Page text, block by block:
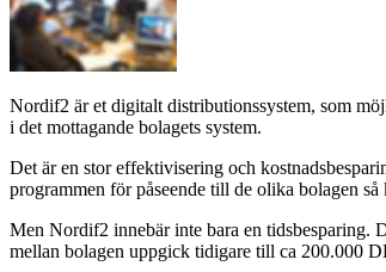
Nordif2 är et digitalt distributionssystem, som
i det mottagande bolagets system.
Det är en stor effektivisering och
programmen för påseende till de olika bolagen
Men Nordif2 innebär inte bara en tidsbesparing.
mellan bolagen uppgick tidigare till ca 200.000